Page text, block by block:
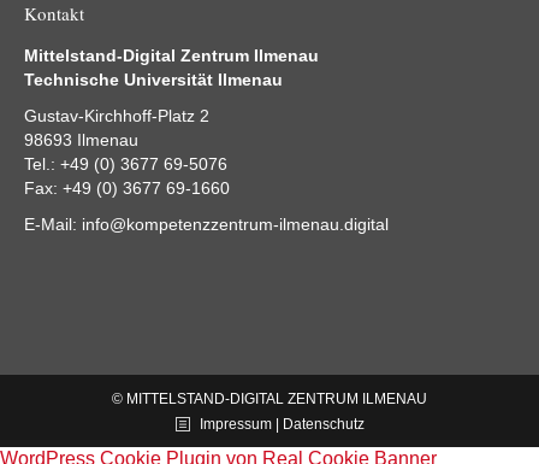
Kontakt
Mittelstand-Digital Zentrum Ilmenau
Technische Universität Ilmenau
Gustav-Kirchhoff-Platz 2
98693 Ilmenau
Tel.: +49 (0) 3677 69-5076
Fax: +49 (0) 3677 69-1660
E-Mail: info@kompetenzzentrum-ilmenau.digital
© MITTELSTAND-DIGITAL ZENTRUM ILMENAU
Impressum | Datenschutz
WordPress Cookie Plugin von Real Cookie Banner